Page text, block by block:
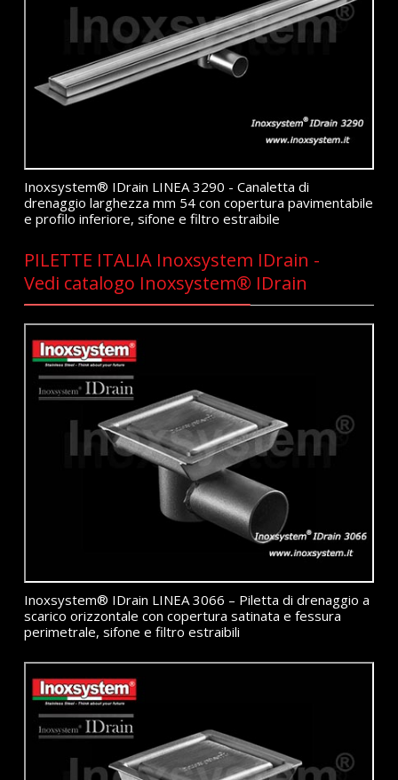
Inoxsystem® IDrain LINEA 3290 - Canaletta di
drenaggio larghezza mm 54 con copertura pavimentabile
e profilo inferiore, sifone e filtro estraibile
PILETTE ITALIA Inoxsystem IDrain -
Vedi catalogo Inoxsystem® IDrain
Inoxsystem® IDrain LINEA 3066 – Piletta di drenaggio a
scarico orizzontale con copertura satinata e fessura
perimetrale, sifone e filtro estraibili